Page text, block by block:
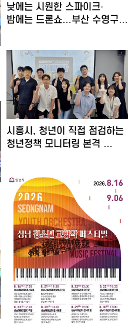
낮에는 시원한 스파이크·
밤에는 드론쇼…부산 수영구,
시흥시, 청년이 직접 점검하는
청년정책 모니터링 본격 …